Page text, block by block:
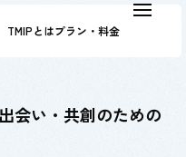
TMIPとはプラン・料金
会い・共創のための